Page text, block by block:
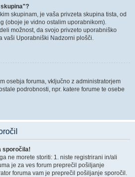
skupinam, je vaša privzeta skupina tista, od
(oboje je vidno ostalim uporabnikom).
možnost, da svojo privzeto uporabniško
vaši Uporabniški Nadzorni plošči.
osebja foruma, vključno z administratorjem
podrobnosti, npr. katere forume te osebe
sporočila!
ne morete storiti: 1. niste registrirani in/ali
je za ves forum preprečil pošiljanje
foruma vam je preprečil pošiljanje sporočil.